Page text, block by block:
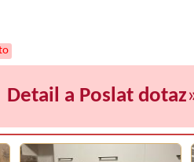
Detail a Poslat dotaz